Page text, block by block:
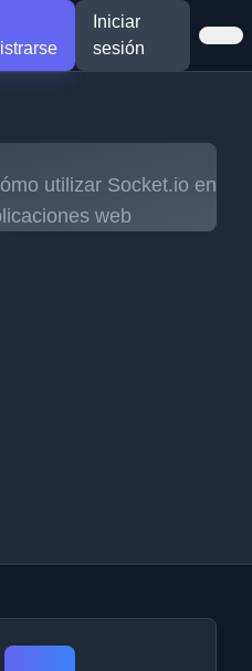
Iniciar
sesión
utilizar Socket.io en
web